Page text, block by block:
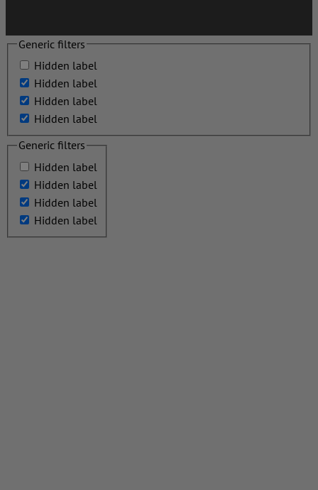
Generic filters
Hidden label
Hidden label
Hidden label
Hidden label
Generic filters
Hidden label
Hidden label
Hidden label
Hidden label